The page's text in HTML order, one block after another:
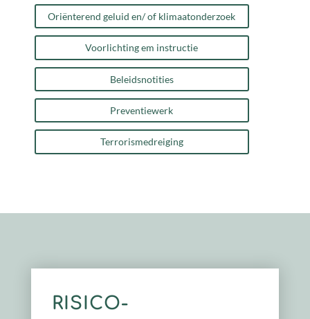
Oriënterend geluid en/ of klimaatonderzoek
Voorlichting em instructie
Beleidsnotities
Preventiewerk
Terrorismedreiging
RISICO-